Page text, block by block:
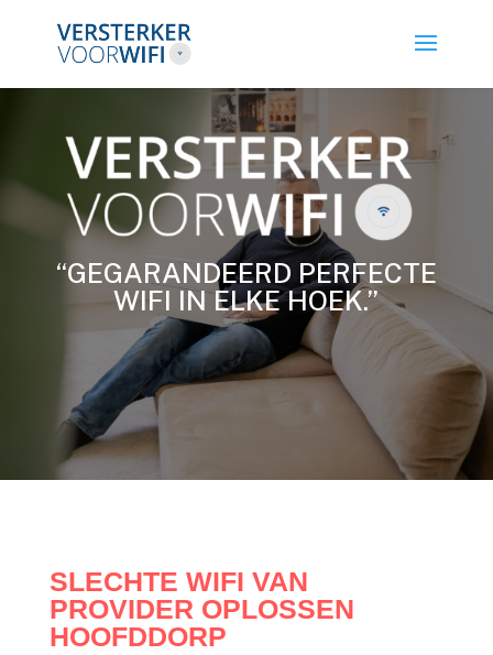
“GEGARANDEERD PERFECTE
WIFI IN ELKE HOEK.”
SLECHTE WIFI VAN
PROVIDER OPLOSSEN
HOOFDDORP